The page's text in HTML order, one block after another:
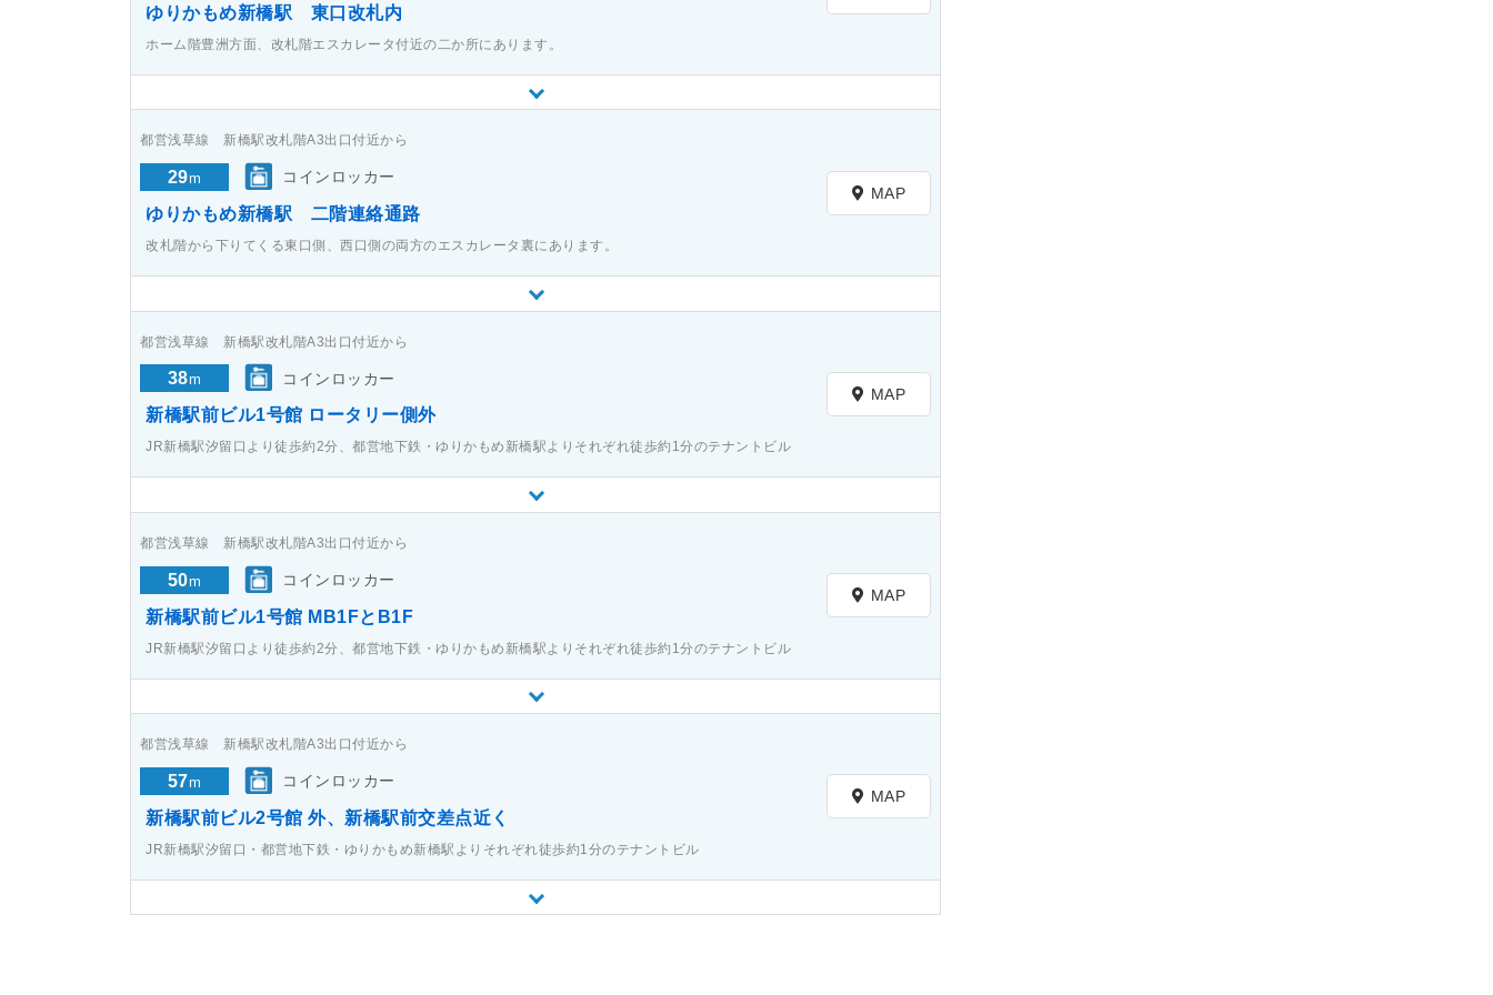
ゆりかもめ新橋駅 東口改札内
ホーム階豊洲方面、改札階エスカレータ付近の二か所にあります。
都営浅草線 新橋駅改札階A3出口付近から
29m コインロッカー
ゆりかもめ新橋駅 二階連絡通路
改札階から下りてくる東口側、西口側の両方のエスカレータ裏にあります。
MAP
都営浅草線 新橋駅改札階A3出口付近から
38m コインロッカー
新橋駅前ビル1号館 ロータリー側外
JR新橋駅汐留口より徒歩約2分、都営地下鉄・ゆりかもめ新橋駅よりそれぞれ徒歩約1分のテナントビル
MAP
都営浅草線 新橋駅改札階A3出口付近から
50m コインロッカー
新橋駅前ビル1号館 MB1FとB1F
JR新橋駅汐留口より徒歩約2分、都営地下鉄・ゆりかもめ新橋駅よりそれぞれ徒歩約1分のテナントビル
MAP
都営浅草線 新橋駅改札階A3出口付近から
57m コインロッカー
新橋駅前ビル2号館 外、新橋駅前交差点近く
JR新橋駅汐留口・都営地下鉄・ゆりかもめ新橋駅よりそれぞれ徒歩約1分のテナントビル
MAP